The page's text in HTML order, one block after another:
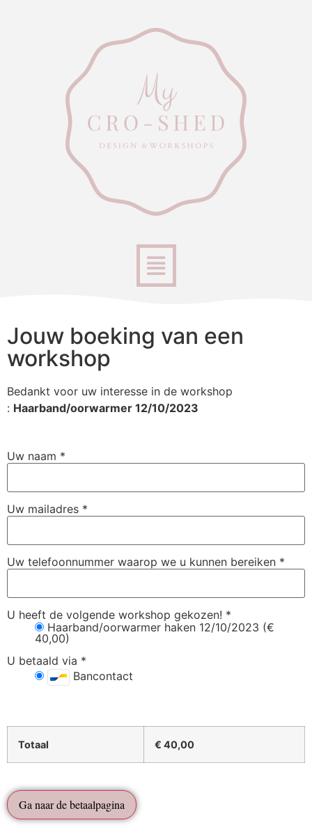
Jouw boeking van een
workshop
Bedankt voor uw interesse in de workshop
: Haarband/oorwarmer 12/10/2023
Uw naam *
Uw mailadres *
Uw telefoonnummer waarop we u kunnen bereiken *
U heeft de volgende workshop gekozen! *
Haarband/oorwarmer haken 12/10/2023 (€
40,00)
U betaald via *
Bancontact
Totaal € 40,00
Ga naar de betaalpagina